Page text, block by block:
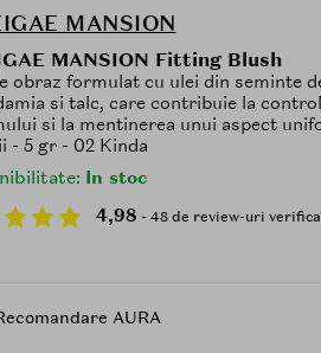
MANSION
MANSION Fitting Blush
obraz formulat cu ulei din seminte
si talc, care contribuie la
si la mentinerea unui aspect
- 5 gr - 02 Kinda
In stoc
4,98 - 48 de review-uri
AURA